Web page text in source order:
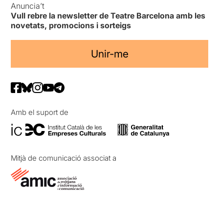
Anuncia’t
Vull rebre la newsletter de Teatre Barcelona amb les
novetats, promocions i sorteigs
Unir-me
Amb el suport de
Mitjà de comunicació associat a